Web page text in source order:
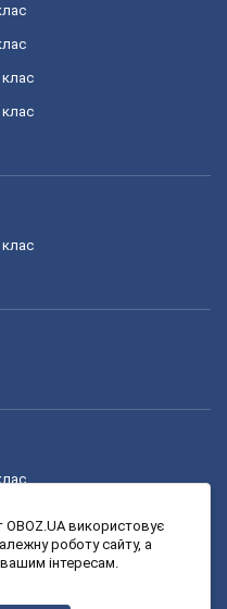
клас
клас
клас
використовує
роботу сайту, а
інтересам.